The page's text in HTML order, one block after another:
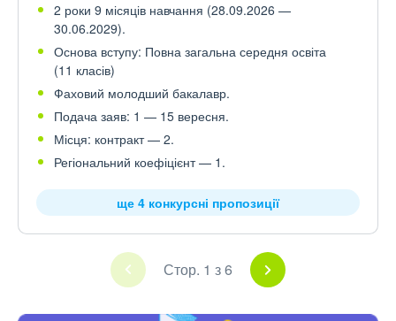
2 роки 9 місяців навчання (28.09.2026 —
30.06.2029).
Основа вступу: Повна загальна середня освіта
(11 класів)
Фаховий молодший бакалавр.
Подача заяв: 1 — 15 вересня.
Місця: контракт — 2.
Регіональний коефіцієнт — 1.
ще 4 конкурсні пропозиції
Стор. 1 з 6